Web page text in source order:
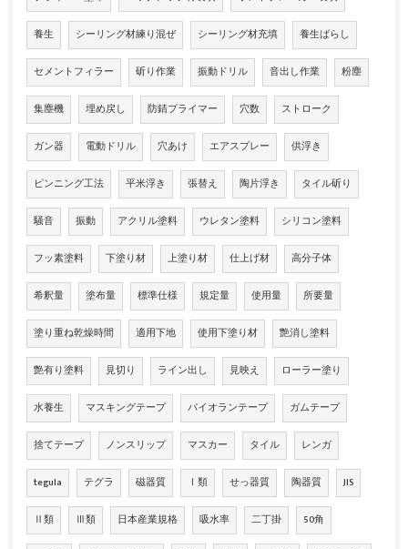
養生 シーリング材練り混ぜ シーリング材充填 養生ばらし
セメントフィラー 斫り作業 振動ドリル 音出し作業 粉塵
集塵機 埋め戻し 防錆プライマー 穴数 ストローク
ガン器 電動ドリル 穴あけ エアスプレー 供浮き
ピンニング工法 平米浮き 張替え 陶片浮き タイル斫り
騒音 振動 アクリル塗料 ウレタン塗料 シリコン塗料
フッ素塗料 下塗り材 上塗り材 仕上げ材 高分子体
希釈量 塗布量 標準仕様 規定量 使用量 所要量
塗り重ね乾燥時間 適用下地 使用下塗り材 艶消し塗料
艶有り塗料 見切り ライン出し 見映え ローラー塗り
水養生 マスキングテープ パイオランテープ ガムテープ
捨てテープ ノンスリップ マスカー タイル レンガ
tegula テグラ 磁器質 Ⅰ類 せっ器質 陶器質 JIS
Ⅱ類 Ⅲ類 日本産業規格 吸水率 二丁掛 50角